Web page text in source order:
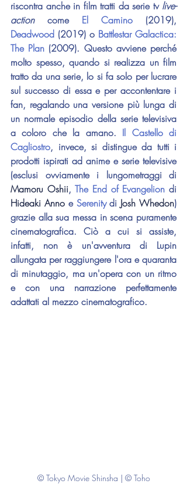
riscontra anche in film tratti da serie tv live-
action come El Camino (2019)
Deadwood (2019) o Battlestar Galactica:
The Plan (2009). Questo avviene perché
molto spesso, quando si realizza un film
tratto da una serie, lo si fa solo per lucrare
sul successo di essa e per accontentare i
fan, regalando una versione più lunga di
un normale episodio della serie televisiva
a coloro che la amano. Il Castello di
Cagliostro, invece, si distingue da tutti i
prodotti ispirati ad anime e serie televisive
Mamoru Oshii, The End of Evangelion
Hideaki Anno e Serenity di Josh Whedon)
grazie alla sua messa in scena puramente
cinematografica. Ciò a cui si assiste,
infatti, non è un'avventura di Lupin
allungata per raggiungere l'ora e quaranta
di minutaggio, ma un'opera con un ritmo
e con una narrazione perfettamente
adattati al mezzo cinematografico.
© Tokyo Movie Shinsha | © Toho